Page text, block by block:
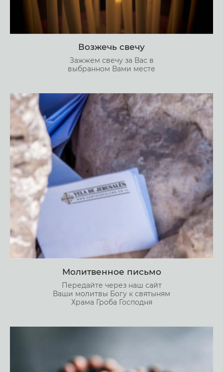
Возжечь свечу
Зажжем свечу за Вас в
выбранном Вами месте
Молитвенное письмо
Передайте через наш сайт
Ваши молитвы Богу к святыням
Храма Гроба Господня